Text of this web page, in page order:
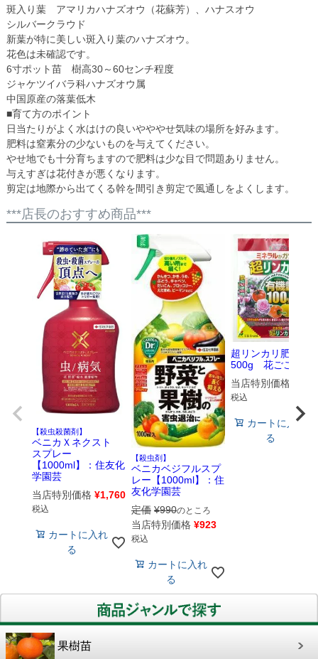
斑入り葉 アマリカハナズオウ（花蘇芳）、ハナスオウ
シルバークラウド
新葉が特に美しい斑入り葉のハナズオウ。
花色は未確認です。
6寸ポット苗 樹高30～60センチ程度
ジャケツイバラ科ハナズオウ属
中国原産の落葉低木
■育て方のポイント
日当たりがよく水はけの良いやややせ気味の場所を好みます。
肥料は窒素分の少ないものを与えてください。
やせ地でも十分育ちますので肥料は少な目で問題ありません。
与えすぎは花付きが悪くなります。
剪定は地際から出てくる幹を間引き剪定で風通しをよくします。
***店長のおすすめ商品***
【殺虫殺菌剤】
ベニカＸネクスト
スプレー
【1000ml】：住友化
学園芸
当店特別価格 ¥1,760
税込
カートに入れ
る
【殺虫剤】
ベニカベジフルスプ
レー【1000ml】：住
友化学園芸
定価 ¥990のところ
当店特別価格 ¥923
税込
カートに入れ
る
超リンカリ肥料
500g 花ごころ
当店特別価格
税込
カートに入れ
る
果樹苗